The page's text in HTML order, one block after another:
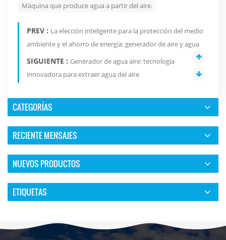
Máquina que produce agua a partir del aire.
PREV : La elección inteligente para la protección del medio
ambiente y el ahorro de energía: generador de aire y agua
SIGUIENTE : Generador de agua aire: tecnología
innovadora para extraer agua del aire
CATEGORÍAS
RECIENTE MENSAJES
NUEVOS PRODUCTOS
ETIQUETAS